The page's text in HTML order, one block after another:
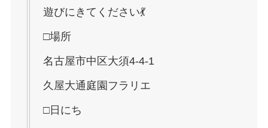
遊びにきてください💃
□場所
名古屋市中区大須4-4-1
久屋大通庭園フラリエ
□日にち